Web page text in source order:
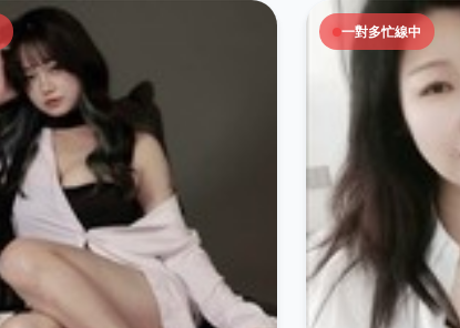
一對多忙線中